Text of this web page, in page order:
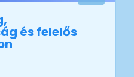
és felelős